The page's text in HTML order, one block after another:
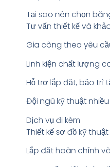
Tại sao nên chọn
Tư vấn thiết kế và
Gia công theo yêu
Linh kiện chất lượng
Hỗ trợ lắp đặt, bảo trì
Đội ngũ kỹ thuật
Dịch vụ đi kèm
Thiết kế sơ đồ kỹ
Lắp đặt hoàn chỉnh